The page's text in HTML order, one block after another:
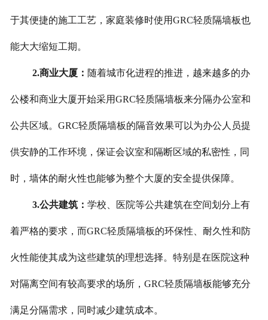
于其便捷的施工工艺，家庭装修时使用GRC轻质隔墙板也
能大大缩短工期。
2.商业大厦： 随着城市化进程的推进，越来越多的办
公楼和商业大厦开始采用GRC轻质隔墙板来分隔办公室和
公共区域。GRC轻质隔墙板的隔音效果可以为办公人员提
供安静的工作环境，保证会议室和隔断区域的私密性，同
时，墙体的耐火性也能够为整个大厦的安全提供保障。
3.公共建筑： 学校、医院等公共建筑在空间划分上有
着严格的要求，而GRC轻质隔墙板的环保性、耐久性和防
火性能使其成为这些建筑的理想选择。特别是在医院这种
对隔离空间有较高要求的场所，GRC轻质隔墙板能够充分
满足分隔需求，同时减少建筑成本。